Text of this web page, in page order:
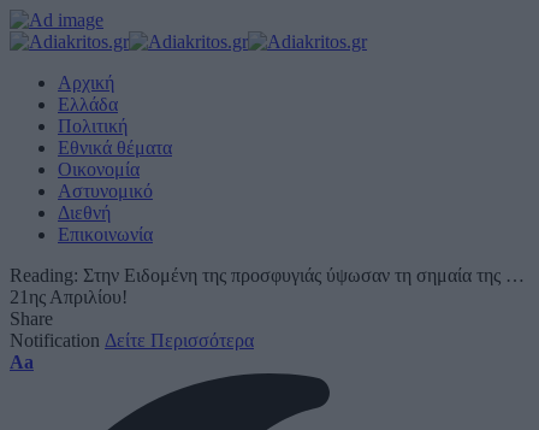
Αρχική
Ελλάδα
Πολιτική
Εθνικά θέματα
Οικονομία
Αστυνομικό
Διεθνή
Επικοινωνία
Reading: Στην Ειδομένη της προσφυγιάς ύψωσαν τη σημαία της …
21ης Απριλίου!
Share
Notification Δείτε Περισσότερα
Font
Aa